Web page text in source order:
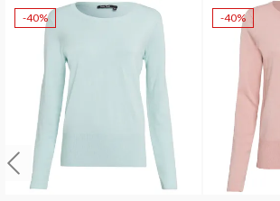
-40% -40%